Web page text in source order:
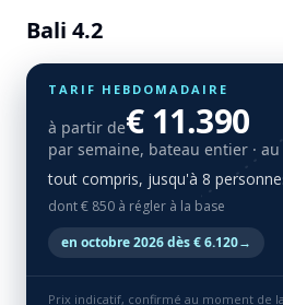
Bali 4.2
TARIF HEBDOMADAIRE
à partir de€ 11.390
par semaine, bateau entier ·
tout compris, jusqu'à 8
dont € 850 à régler à la base
en octobre 2026 dès € 6.120→
Prix indicatif, confirmé au moment de